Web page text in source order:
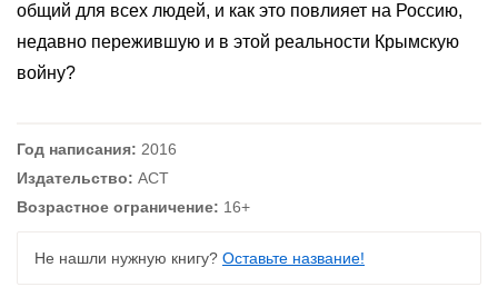
общий для всех людей, и как это повлияет на Россию,
недавно пережившую и в этой реальности Крымскую
войну?
Год написания: 2016
Издательство: АСТ
Возрастное ограничение: 16+
Не нашли нужную книгу? Оставьте название!